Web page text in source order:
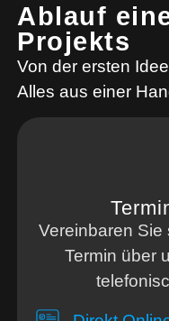
Ablauf
Projekts
Von der ersten
Alles aus einer
Vereinbaren
Termin über